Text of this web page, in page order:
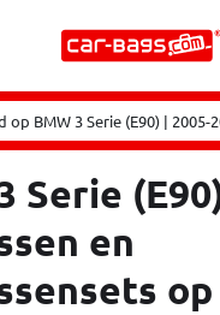
op BMW 3 Serie (E90) | 2005-
Serie
en